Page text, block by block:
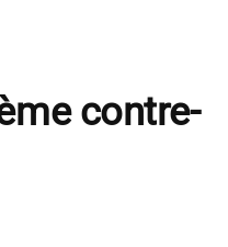
contre-